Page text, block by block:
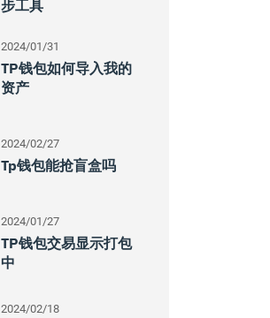
步工具
2024/01/31
TP钱包如何导入我的
资产
2024/02/27
Tp钱包能抢盲盒吗
2024/01/27
TP钱包交易显示打包
中
2024/02/18